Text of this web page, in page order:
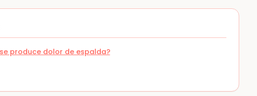
produce dolor de espalda?